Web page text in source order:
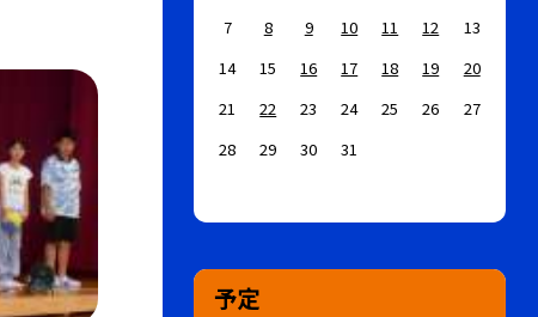
7
8 9 10 11 12
13
14
15 16 17 18 19
20
21
22 23 24 25 26
27
28
29 30 31
予定